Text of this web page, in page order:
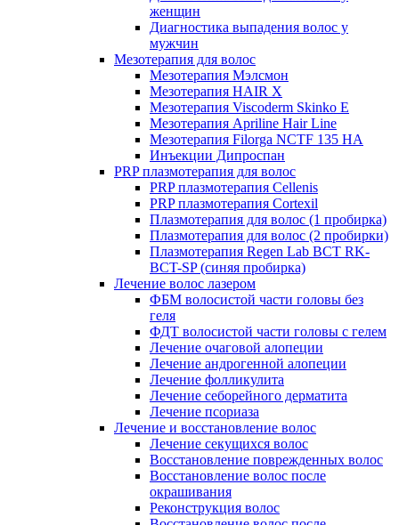
женщин
Диагностика выпадения волос у
мужчин
Мезотерапия для волос
Мезотерапия Мэлсмон
Мезотерапия HAIR X
Мезотерапия Viscoderm Skinko E
Мезотерапия Apriline Hair Line
Мезотерапия Filorga NCTF 135 HA
Инъекции Дипроспан
PRP плазмотерапия для волос
PRP плазмотерапия Cellenis
PRP плазмотерапия Cortexil
Плазмотерапия для волос (1 пробирка)
Плазмотерапия для волос (2 пробирки)
Плазмотерапия Regen Lab BCT RK-
BCT-SP (синяя пробирка)
Лечение волос лазером
ФБМ волосистой части головы без
геля
ФДТ волосистой части головы с гелем
Лечение очаговой алопеции
Лечение андрогенной алопеции
Лечение фолликулита
Лечение себорейного дерматита
Лечение псориаза
Лечение и восстановление волос
Лечение секущихся волос
Восстановление поврежденных волос
Восстановление волос после
окрашивания
Реконструкция волос